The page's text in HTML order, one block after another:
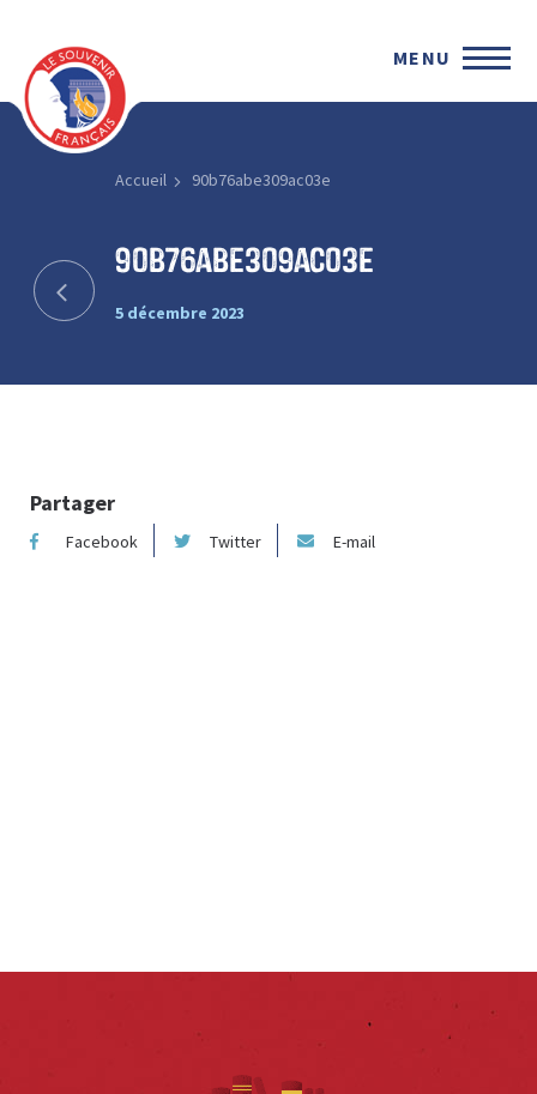
MENU
Accueil 90b76abe309ac03e
90b76abe309ac03e
5 décembre 2023
Partager
Facebook Twitter E-mail